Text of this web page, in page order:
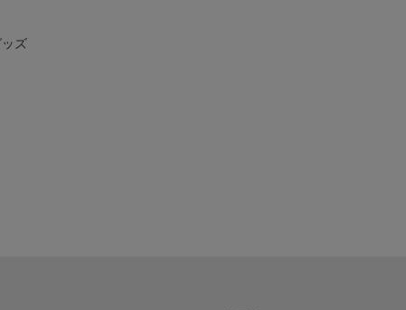
ズ